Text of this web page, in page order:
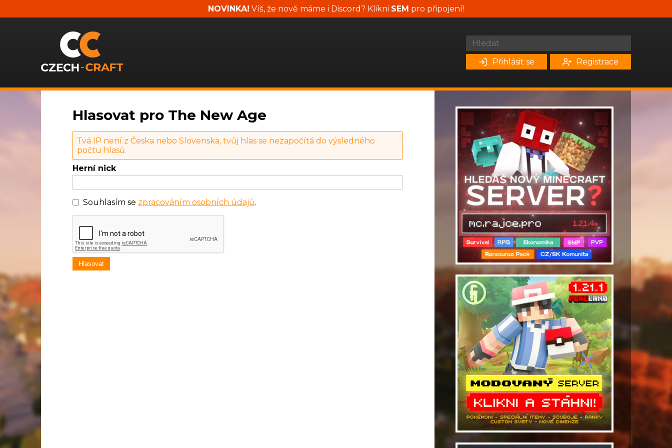
NOVINKA! Víš, že nově máme i Discord? Klikni SEM pro připojení!
Přihlásit se Registrace
Hlasovat pro The New Age
Tvá IP není z Česka nebo Slovenska, tvůj hlas se nezapočítá do výsledného
počtu hlasů.
Herní nick
Souhlasím se zpracováním osobních údajů.
Hlasovat